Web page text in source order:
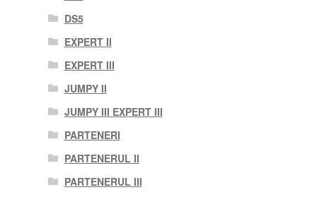
DS5
EXPERT II
EXPERT III
JUMPY II
JUMPY III EXPERT III
PARTENERI
PARTENERUL II
PARTENERUL III